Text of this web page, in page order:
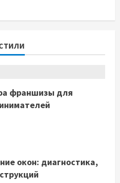
франшизы для
окон: диагностика,